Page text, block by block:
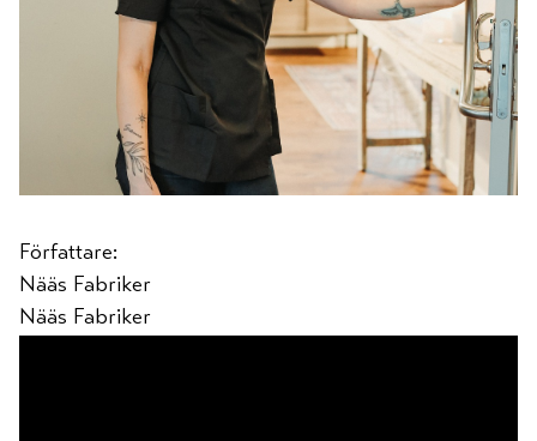
Författare:
Nääs Fabriker
Nääs Fabriker